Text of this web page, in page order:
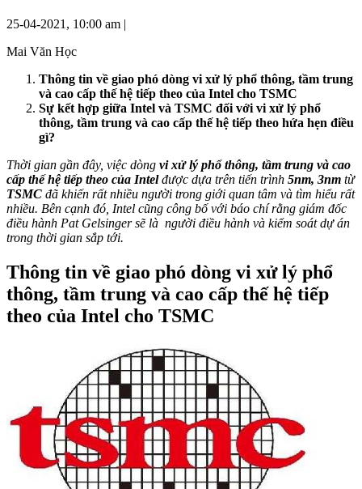
25-04-2021, 10:00 am |
Mai Văn Học
Thông tin về giao phó dòng vi xử lý phổ thông, tầm trung
và cao cấp thế hệ tiếp theo của Intel cho TSMC
Sự kết hợp giữa Intel và TSMC đối với vi xử lý phổ
thông, tầm trung và cao cấp thế hệ tiếp theo hứa hẹn điều
gì?
Thời gian gần đây, việc dòng vi xử lý phổ thông, tầm trung và cao
cấp thế hệ tiếp theo của Intelđược dựa trên tiến trình 5nm, 3nm từ
TSMC đã khiến rất nhiều người trong giới quan tâm và tìm hiểu rất
nhiều. Bên cạnh đó, Intel cũng công bố với báo chí rằng giám đốc
điều hành Pat Gelsinger sẽ là người điều hành và kiểm soát dự án
trong thời gian sắp tới.
Thông tin về giao phó dòng vi xử lý phổ
thông, tầm trung và cao cấp thế hệ tiếp
theo của Intel cho TSMC